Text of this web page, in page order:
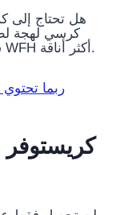
هل تحتاج إلى
كرسي لهجة
الرائع من ماركة أمازون Rivet سيجعل WFH أكثر أناقة.
كريستوفر